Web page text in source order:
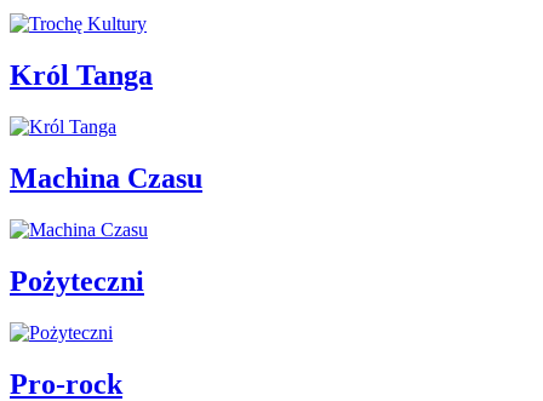
Król Tanga
Machina Czasu
Pożyteczni
Pro-rock